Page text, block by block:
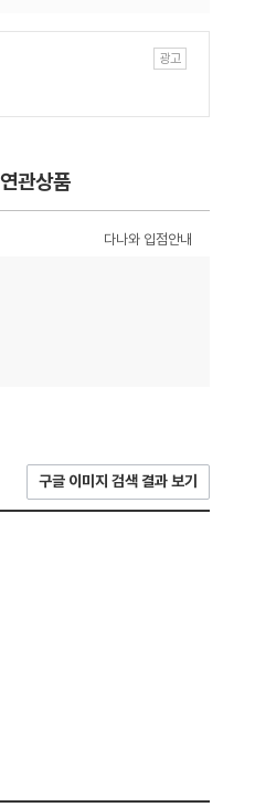
연관상품
다나와 입점안내
구글 이미지 검색 결과 보기